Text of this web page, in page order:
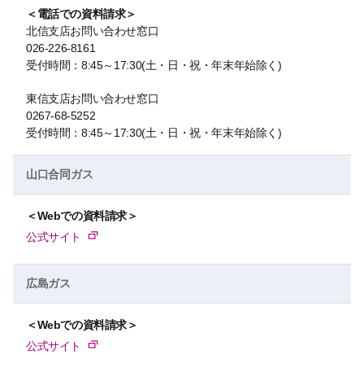
＜電話での資料請求＞
北信支店お問い合わせ窓口
026-226-8161
受付時間：8:45～17:30(土・日・祝・年末年始除く)
東信支店お問い合わせ窓口
0267-68-5252
受付時間：8:45～17:30(土・日・祝・年末年始除く)
山口合同ガス
＜Webでの資料請求＞
公式サイト
広島ガス
＜Webでの資料請求＞
公式サイト